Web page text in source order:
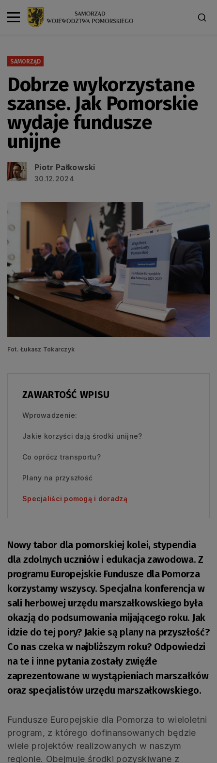
SAMORZĄD
Dobrze wykorzystane
szanse. Jak Pomorskie
wydaje fundusze
unijne
Piotr Pałkowski
30.12.2024
Fot. Łukasz Tokarczyk
ZAWARTOŚĆ WPISU
Wprowadzenie:
Jakie korzyści dają środki unijne?
Co oprócz transportu?
Plany na przyszłość
Specjaliści pomogą i doradzą
Nowy tabor dla pomorskiej kolei, stypendia
dla zdolnych uczniów i edukacja zawodowa. Z
programu Europejskie Fundusze dla Pomorza
korzystamy wszyscy. Specjalna konferencja w
sali herbowej urzędu marszałkowskiego była
okazją do podsumowania mijającego roku. Jak
idzie do tej pory? Jakie są plany na przyszłość?
Co nas czeka w najbliższym roku? Odpowiedzi
na te i inne pytania zostały zwięźle
zaprezentowane w wystąpieniach marszałków
oraz specjalistów urzędu marszałkowskiego.
Fundusze Europejskie dla Pomorza to wieloletni
program, z którego dofinansowanych będzie
wiele projektów realizowanych w naszym
regionie. Obejmuje środki pozyskiwane z